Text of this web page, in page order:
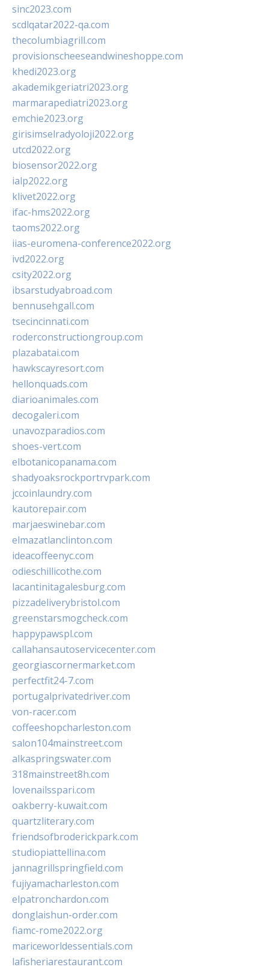
sinc2023.com
scdlqatar2022-qa.com
thecolumbiagrill.com
provisionscheeseandwineshoppe.com
khedi2023.org
akademikgeriatri2023.org
marmarapediatri2023.org
emchie2023.org
girisimselradyoloji2022.org
utcd2022.org
biosensor2022.org
ialp2022.org
klivet2022.org
ifac-hms2022.org
taoms2022.org
iias-euromena-conference2022.org
ivd2022.org
csity2022.org
ibsarstudyabroad.com
bennusehgall.com
tsecincinnati.com
roderconstructiongroup.com
plazabatai.com
hawkscayresort.com
hellonquads.com
diarioanimales.com
decogaleri.com
unavozparadios.com
shoes-vert.com
elbotanicopanama.com
shadyoaksrockportrvpark.com
jccoinlaundry.com
kautorepair.com
marjaeswinebar.com
elmazatlanclinton.com
ideacoffeenyc.com
odieschillicothe.com
lacantinitagalesburg.com
pizzadeliverybristol.com
greenstarsmogcheck.com
happypawspl.com
callahansautoservicecenter.com
georgiascornermarket.com
perfectfit24-7.com
portugalprivatedriver.com
von-racer.com
coffeeshopcharleston.com
salon104mainstreet.com
alkaspringswater.com
318mainstreet8h.com
lovenailsspari.com
oakberry-kuwait.com
quartzliterary.com
friendsofbroderickpark.com
studiopiattellina.com
jannagrillspringfield.com
fujiyamacharleston.com
elpatronchardon.com
donglaishun-order.com
fiamc-rome2022.org
mariceworldessentials.com
lafisheriarestaurant.com